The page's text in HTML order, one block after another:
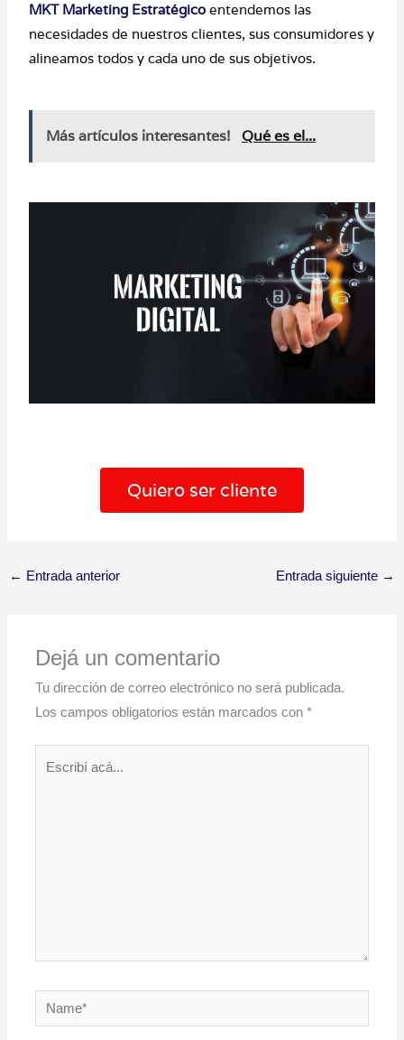
MKT Marketing Estratégicoentendemos las
necesidades de nuestros clientes, sus consumidores y
alineamos todos y cada uno de sus objetivos.
Más artículos interesantes! Qué es el...
Quiero ser cliente
← Entrada anterior Entrada siguiente →
Dejá un comentario
Tu dirección de correo electrónico no será publicada.
Los campos obligatorios están marcados con*
Name*